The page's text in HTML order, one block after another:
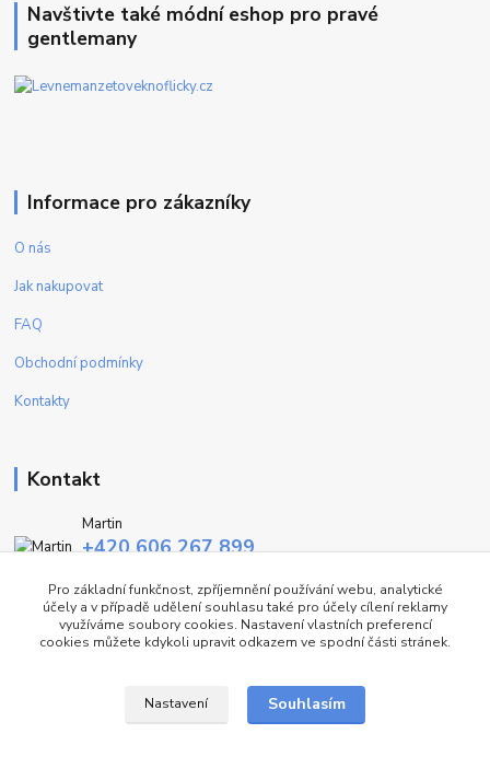
Navštivte také módní eshop pro pravé
gentlemany
Informace pro zákazníky
O nás
Jak nakupovat
FAQ
Obchodní podmínky
Kontakty
Kontakt
Martin
+420 606 267 899
info@fashiontrend.cz
Pro základní funkčnost, zpříjemnění používání webu, analytické
účely a v případě udělení souhlasu také pro účely cílení reklamy
využíváme soubory cookies. Nastavení vlastních preferencí
cookies můžete kdykoli upravit odkazem ve spodní části stránek.
Nastavení Souhlasím